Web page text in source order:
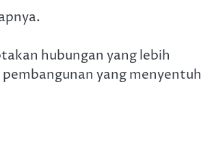
hubungan yang lebih
yang menyentuh